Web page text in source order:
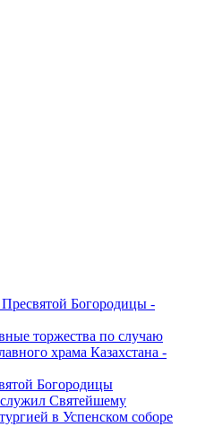
Богородицы -
торжества по случаю
храма Казахстана -
Богородицы
Святейшему
в Успенском соборе